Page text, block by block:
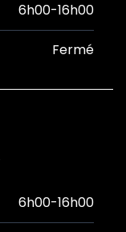
6h00-16h00
Fermé
6h00-16h00